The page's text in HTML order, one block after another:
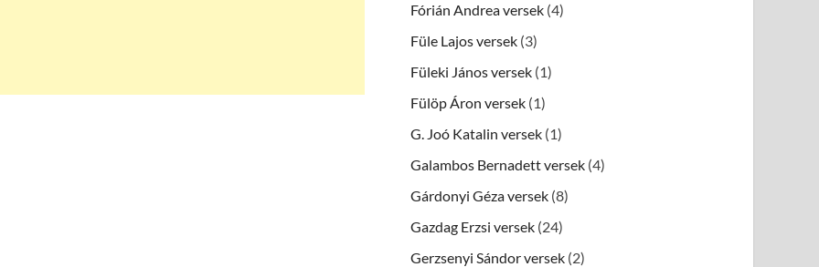
Fórián Andrea versek (4)
Füle Lajos versek (3)
Füleki János versek (1)
Fülöp Áron versek (1)
G. Joó Katalin versek (1)
Galambos Bernadett versek (4)
Gárdonyi Géza versek (8)
Gazdag Erzsi versek (24)
Gerzsenyi Sándor versek (2)